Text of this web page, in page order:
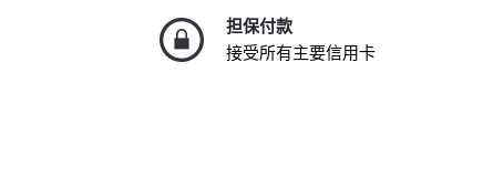
担保付款
接受所有主要信用卡